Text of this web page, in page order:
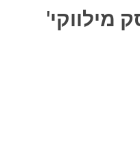
מילווקי'